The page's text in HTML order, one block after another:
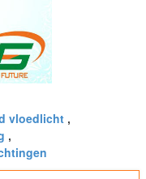
vloedlicht ,
,